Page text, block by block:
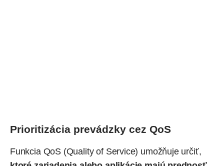
Prioritizácia prevádzky cez QoS
Funkcia QoS (Quality of Service) umožňuje určiť,